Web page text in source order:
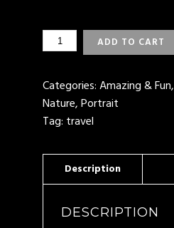
SUNSET
AT
QUANTITY
ADD TO CART
Categories:Amazing & Fun,
Nature,Portrait
Tag: travel
DESCRIPTION